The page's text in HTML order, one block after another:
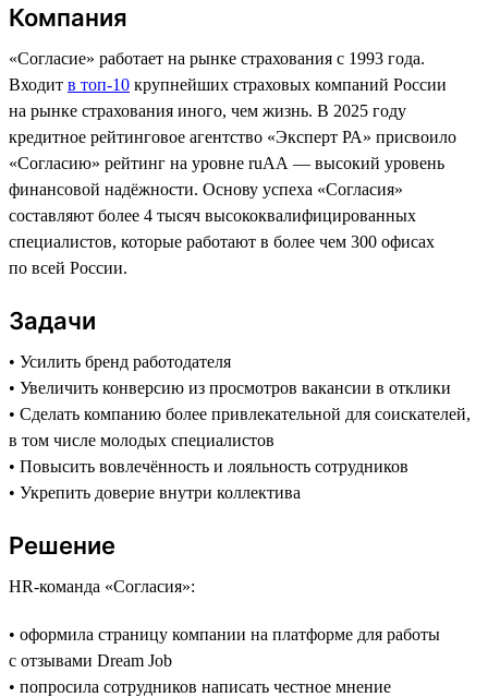
Компания
«Согласие» работает на рынке страхования с 1993 года.
Входит в топ-10 крупнейших страховых компаний России
на рынке страхования иного, чем жизнь. В 2025 году
кредитное рейтинговое агентство «Эксперт РА» присвоило
«Согласию» рейтинг на уровне ruAA — высокий уровень
финансовой надёжности. Основу успеха «Согласия»
составляют более 4 тысяч высококвалифицированных
специалистов, которые работают в более чем 300 офисах
по всей России.
Задачи
• Усилить бренд работодателя
• Увеличить конверсию из просмотров вакансии в отклики
• Сделать компанию более привлекательной для соискателей,
в том числе молодых специалистов
• Повысить вовлечённость и лояльность сотрудников
• Укрепить доверие внутри коллектива
Решение
HR-команда «Согласия»:
• оформила страницу компании на платформе для работы
с отзывами Dream Job
• попросила сотрудников написать честное мнение